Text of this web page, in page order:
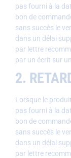
pas fourni à la
bon de
sans succès le
dans un délai
par lettre
par un écrit sur
2.
Lorsque le
pas fourni à la
bon de
sans succès le
dans un délai
par lettre